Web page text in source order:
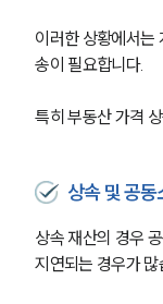
이러한 상황에서는
송이 필요합니다.
특히 부동산 가격
상속 및 공동
상속 재산의 경우
지연되는 경우가 많